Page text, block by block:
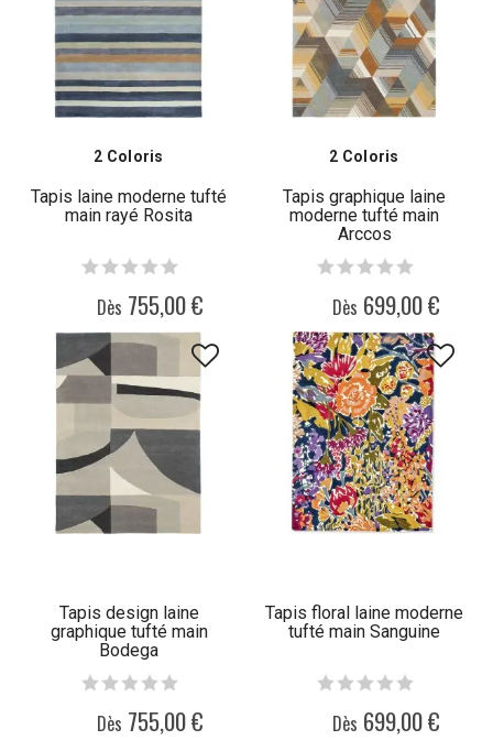
2 Coloris
Tapis laine moderne tufté
main rayé Rosita
Dès 755,00 €
2 Coloris
Tapis graphique laine
moderne tufté main
Arccos
Dès 699,00 €
Tapis design laine
graphique tufté main
Bodega
Dès 755,00 €
Tapis floral laine moderne
tufté main Sanguine
Dès 699,00 €